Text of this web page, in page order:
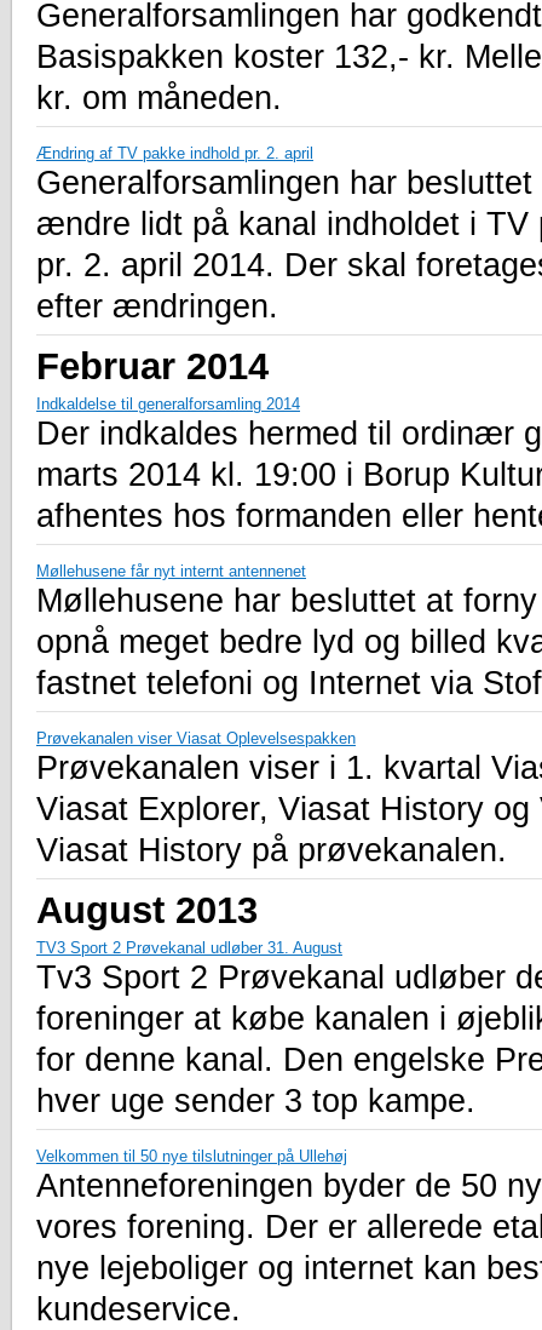
Generalforsamlingen har
Basispakken koster 132,- kr.
kr. om måneden.
Ændring af TV pakke indhold pr. 2. april
Generalforsamlingen har
ændre lidt på kanal indholdet i
pr. 2. april 2014. Der skal
efter ændringen.
Februar 2014
Indkaldelse til generalforsamling 2014
Der indkaldes hermed til ordinær
marts 2014 kl. 19:00 i Borup
afhentes hos formanden eller
Møllehusene får nyt internt antennenet
Møllehusene har besluttet at
opnå meget bedre lyd og billed
fastnet telefoni og Internet via
Prøvekanalen viser Viasat Oplevelsespakken
Prøvekanalen viser i 1. kvartal
Viasat Explorer, Viasat History
Viasat History på prøvekanalen.
August 2013
TV3 Sport 2 Prøvekanal udløber 31. August
Tv3 Sport 2 Prøvekanal udløber
foreninger at købe kanalen i
for denne kanal. Den engelske
hver uge sender 3 top kampe.
Velkommen til 50 nye tilslutninger på Ullehøj
Antenneforeningen byder de 50
vores forening. Der er allerede
nye lejeboliger og internet kan
kundeservice.